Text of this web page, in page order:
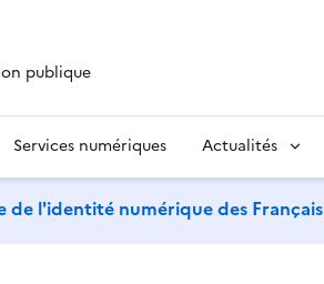
publique
Services numériques Actualités
de l'identité numérique des Français